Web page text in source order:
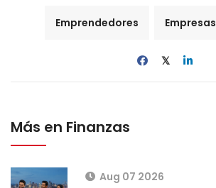
Emprendedores Empresas
𝕏
Más en Finanzas
Aug 07 2026